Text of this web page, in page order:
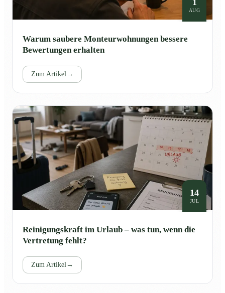
1
AUG
Warum saubere Monteurwohnungen bessere
Bewertungen erhalten
Zum Artikel →
14
JUL
Reinigungskraft im Urlaub – was tun, wenn die
Vertretung fehlt?
Zum Artikel →